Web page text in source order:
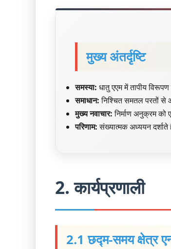
मुख्य अंतर्दृष्टि
समस्या: धातु एएम में तापीय
समाधान:निश्चित समतल परतों से
मुख्य नवाचार:निर्माण अनुक्रम
परिणाम:संख्यात्मक अध्ययन
2. कार्यप्रणाली
2.1 छद्म-समय क्षेत्र